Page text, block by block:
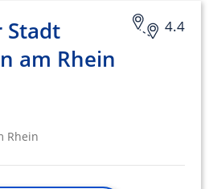
4.4
Stadt
am Rhein
Rhein